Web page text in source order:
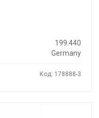
199.440
Germany
Код: 178888-3